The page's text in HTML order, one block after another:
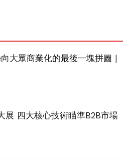
大眾商業化的最後一塊拼圖 |
展 四大核心技術瞄準B2B市場